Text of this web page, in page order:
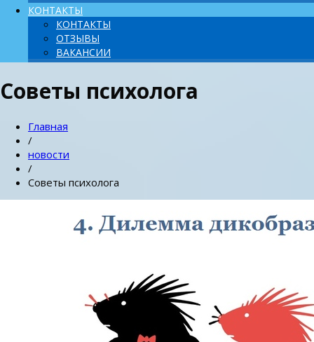
КОНТАКТЫ
КОНТАКТЫ
ОТЗЫВЫ
ВАКАНСИИ
Советы психолога
Главная
/
новости
/
Советы психолога